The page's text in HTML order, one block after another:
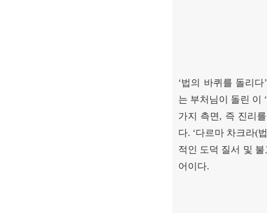
‘법의 바퀴를 돌리다’
는 부처님이 돌린 이 ‘
가지 측면 , 즉 진리
다. ‘다르마 차크라(
적인 도덕 질서 및
어이다.